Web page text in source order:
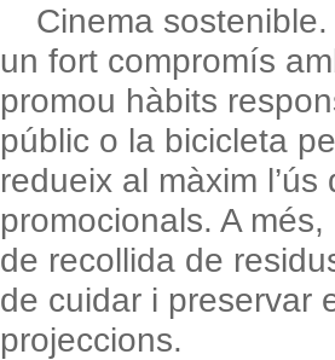
Cinema
un fort compromís
promou hàbits
públic o la bicicleta
redueix al màxim
promocionals. A
de recollida de
de cuidar i preservar
projeccions.